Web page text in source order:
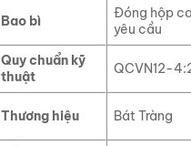
Bao bì
Đóng hộp
yêu cầu
Quy chuẩn kỹ
thuật
QCVN12-
Thương hiệu Bát Tràng